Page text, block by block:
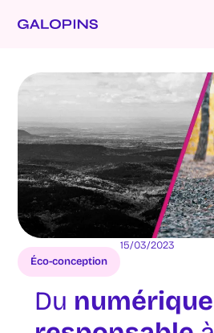
Éco-conception
15/03/2023
Du numérique